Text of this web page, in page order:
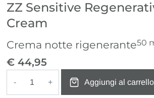
ZZ Sensitive
Cream
Crema notte rigenerante50
€ 44,95
Aggiungi al carrello